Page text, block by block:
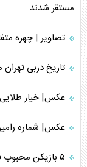
مستقر شدند
تصاویر | چهره
تاریخ دربی
عکس| خیار
عکس| شماره